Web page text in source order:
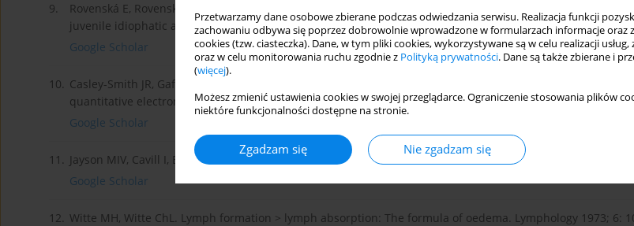
Przetwarzamy dane osobowe zbierane podczas odwiedzania serwisu. Realizacja funkcji
zachowaniu odbywa się poprzez dobrowolnie wprowadzone w formularzach informacje oraz
cookies (tzw. ciasteczka). Dane, w tym pliki cookies, wykorzystywane są w celu realizacji
oraz w celu monitorowania ruchu zgodnie z Polityką prywatności. Dane są także zbierane i
(więcej).
Możesz zmienić ustawienia cookies w swojej przeglądarce. Ograniczenie stosowania plików
niektóre funkcjonalności dostępne na stronie.
Zgadzam się Nie zgadzam się
9.
Rovenská E, Rovenská E Jr, Neumüller J. Structure of synovial lymphatic capillaries in rheumatoid arthritis
juvenile idiophatic arthritis. Int J Tissue React 2003; 24: 29-38.
Google Scholar
10. Casley-Smith JR, Gaffney RM. Excess plasma proteins as a cause of chronic inflammation and
quantitative electron microscopy. J Pathology 1981; 133: 243-272.
Google Scholar
11. Jayson MIV, Cavill I, Barks JS. Lymphatic clearance rates in rheumatoid arthritis. Ann Rheum Dis 1971; 30:
Google Scholar
12. Witte MH, Witte ChL. Lymph formation > lymph absorption: The formula of oedema. Lymphology 1973; 6: